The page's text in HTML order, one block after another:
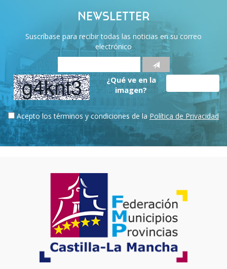
NEWSLETTER
Suscríbase para recibir todas las noticias en su correo
electrónico
¿Qué ve en la
imagen?
Acepto los términos y condiciones de la Política de Privacidad